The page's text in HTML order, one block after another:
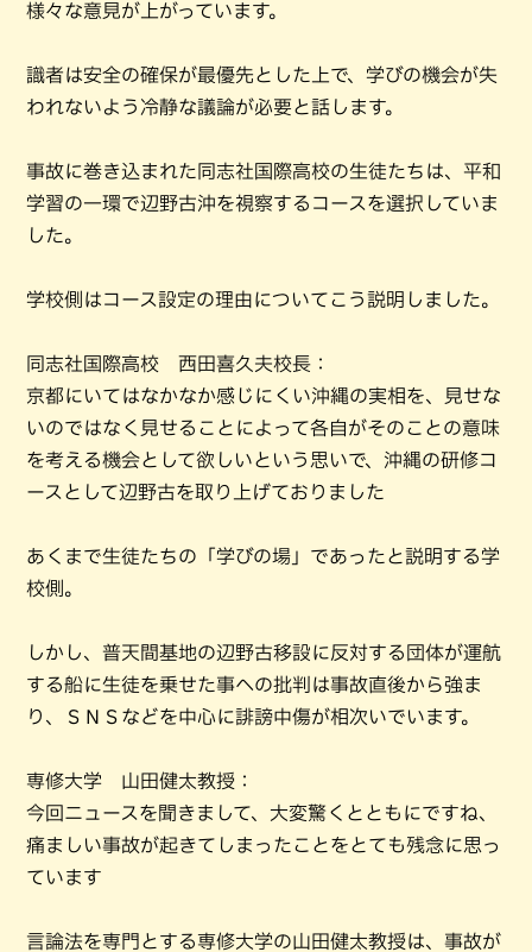
様々な意見が上がっています。
識者は安全の確保が最優先とした上で、学びの機会が失
われないよう冷静な議論が必要と話します。
事故に巻き込まれた同志社国際高校の生徒たちは、平和
学習の一環で辺野古沖を視察するコースを選択していま
した。
学校側はコース設定の理由についてこう説明しました。
同志社国際高校 西田喜久夫校長：
京都にいてはなかなか感じにくい沖縄の実相を、見せな
いのではなく見せることによって各自がそのことの意味
を考える機会として欲しいという思いで、沖縄の研修コ
ースとして辺野古を取り上げておりました
あくまで生徒たちの「学びの場」であったと説明する学
校側。
しかし、普天間基地の辺野古移設に反対する団体が運航
する船に生徒を乗せた事への批判は事故直後から強ま
り、ＳＮＳなどを中心に誹謗中傷が相次いでいます。
専修大学 山田健太教授：
今回ニュースを聞きまして、大変驚くとともにですね、
痛ましい事故が起きてしまったことをとても残念に思っ
ています
言論法を専門とする専修大学の山田健太教授は、事故が